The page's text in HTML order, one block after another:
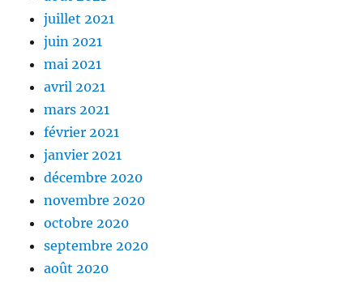
juillet 2021
juin 2021
mai 2021
avril 2021
mars 2021
février 2021
janvier 2021
décembre 2020
novembre 2020
octobre 2020
septembre 2020
août 2020